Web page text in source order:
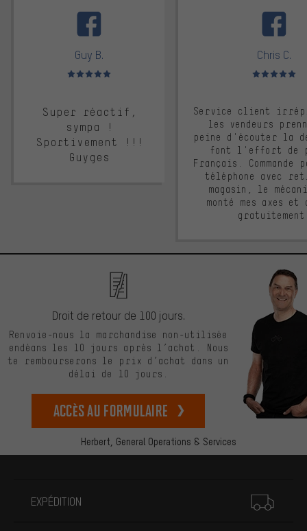
Guy B.
Note moyenne : 5 sur 5
Super réactif,
sympa !
Sportivement !!!
Guyges
Chris C.
Note moyenne :
Service client
les vendeurs
peine d'écouter la
font l'effort de
Français. Commande
téléphone avec
magasin, le
monté mes axes et
Herbert, General Operations & Services
Droit de retour de 100 jours.
Renvoie-nous la marchandise non-utilisée
endéans les 10 jours après l’achat. Nous
te rembourserons le prix d’achat dans un
délai de 10 jours.
Accès au formulaire
EXPÉDITION